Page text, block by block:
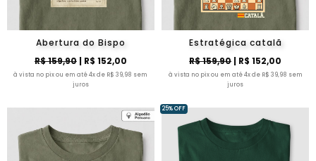
Abertura do Bispo
R$ 159,90| R$ 152,00
à vista no pix ou em até 4x de R$ 39,98 sem
juros
Estratégica catalã
R$ 159,90| R$ 152,00
à vista no pix ou em até 4x de R$ 39,98 sem
juros
25% OFF